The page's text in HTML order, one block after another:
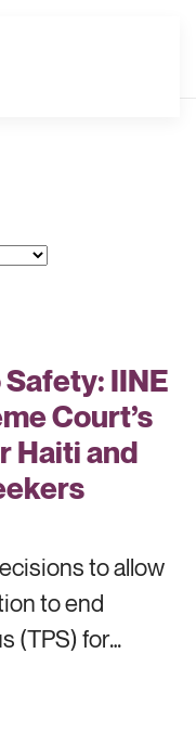
IINE
Court’s
Haiti and
to allow
to end
(TPS) for…